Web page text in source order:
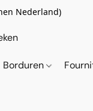
Nederland)
Borduren